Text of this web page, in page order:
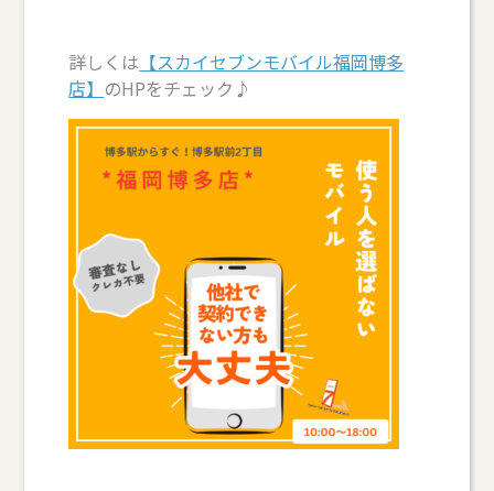
詳しくは 【スカイセブンモバイル福岡博多
店】 のHPをチェック♪